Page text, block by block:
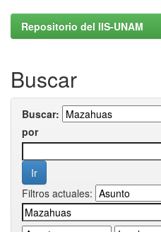
Repositorio del IIS-UNAM
Buscar
Buscar:
por
Filtros actuales: